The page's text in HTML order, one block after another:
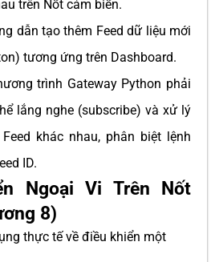
trên Nốt cảm biến.
dẫn tạo thêm Feed dữ liệu mới
tương ứng trên Dashboard.
trình Gateway Python phải
lắng nghe (subscribe) và xử lý
khác nhau, phân biệt lệnh
ID.
Ngoại Vi Trên Nốt
8)
thực tế về điều khiển một